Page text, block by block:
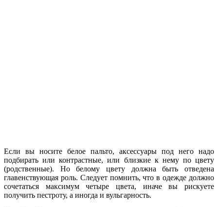
Если вы носите белое пальто, аксессуары под него надо
подбирать или контрастные, или близкие к нему по цвету
(родственные). Но белому цвету должна быть отведена
главенствующая роль. Следует помнить, что в одежде должно
сочетаться максимум четыре цвета, иначе вы рискуете
получить пестроту, а иногда и вульгарность.